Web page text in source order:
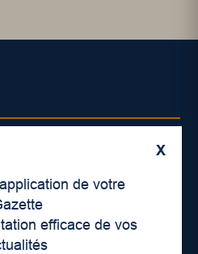
X
de votre
efficace de vos